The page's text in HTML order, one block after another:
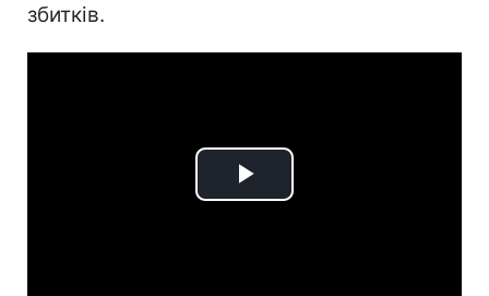
збитків.
Play